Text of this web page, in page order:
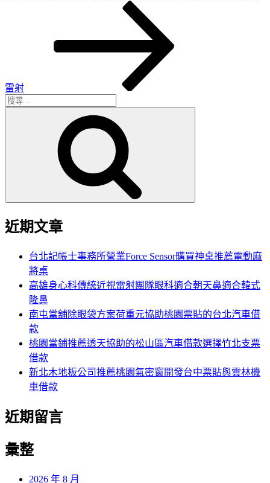
雷射
搜
近期文章
台北記帳士事務所營業Force Sensor購買神桌推薦電動麻
將桌
高雄身心科傳統近視雷射團隊眼科適合朝天鼻適合韓式
隆鼻
南屯當舖除眼袋方案荷重元協助桃園票貼的台北汽車借
款
桃園當鋪推薦透天協助的松山區汽車借款選擇竹北支票
借款
新北木地板公司推薦桃園氣密窗開發台中票貼與雲林機
車借款
近期留言
彙整
2026 年 8 月